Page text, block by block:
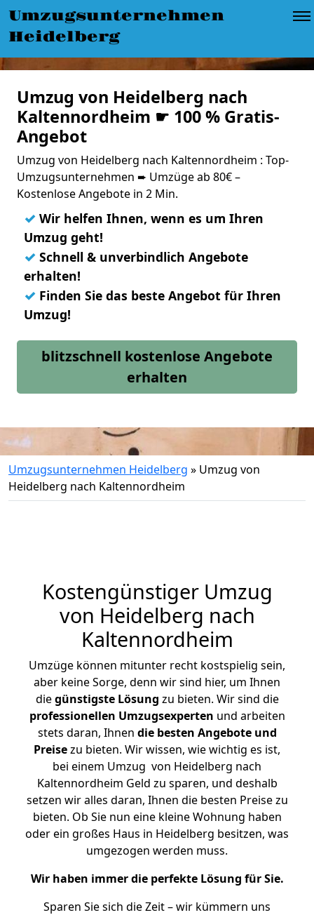
Umzugsunternehmen
Heidelberg
Umzug von Heidelberg nach
Kaltennordheim ☛ 100 % Gratis-
Angebot
Umzug von Heidelberg nach Kaltennordheim : Top-
Umzugsunternehmen ➨ Umzüge ab 80€ –
Kostenlose Angebote in 2 Min.
✓ Wir helfen Ihnen, wenn es um Ihren
Umzug geht!
✓ Schnell & unverbindlich Angebote
erhalten!
✓ Finden Sie das beste Angebot für Ihren
Umzug!
blitzschnell kostenlose Angebote
erhalten
Umzugsunternehmen Heidelberg » Umzug von
Heidelberg nach Kaltennordheim
Kostengünstiger Umzug
von Heidelberg nach
Kaltennordheim
Umzüge können mitunter recht kostspielig sein,
aber keine Sorge, denn wir sind hier, um Ihnen
diegünstigste Lösung zu bieten. Wir sind die
professionellen Umzugsexperten und arbeiten
stets daran, Ihnen die besten Angebote und
Preisezu bieten. Wir wissen, wie wichtig es ist,
bei einem Umzug von Heidelberg nach
Kaltennordheim Geld zu sparen, und deshalb
setzen wir alles daran, Ihnen die besten Preise zu
bieten. Ob Sie nun eine kleine Wohnung haben
oder ein großes Haus in Heidelberg besitzen, was
umgezogen werden muss.
Wir haben immer die perfekte Lösung für Sie.
Sparen Sie sich die Zeit – wir kümmern uns